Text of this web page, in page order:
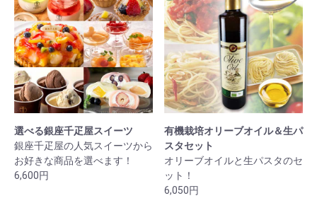
選べる銀座千疋屋スイーツ
銀座千疋屋の人気スイーツから
お好きな商品を選べます！
6,600円
有機栽培オリーブオイル＆生パ
スタセット
オリーブオイルと生パスタのセ
ット！
6,050円